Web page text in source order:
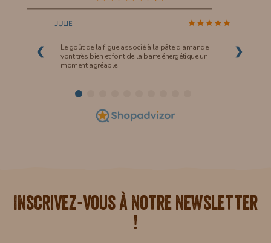
❮
JULIE
Le goût de la figue associé à la pâte d'amande
vont très bien et font de la barre énergétique un
moment agréable
❯
Inscrivez-vous à notre newsletter
!